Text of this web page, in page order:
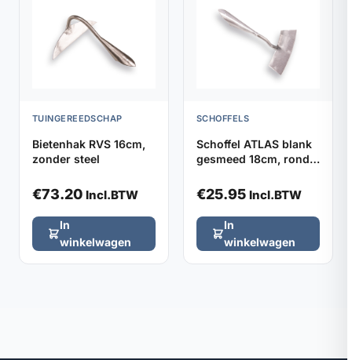
TUINGEREEDSCHAP
Bietenhak RVS 16cm,
zonder steel
€73.20 Incl.BTW
In
winkelwagen
SCHOFFELS
Schoffel ATLAS blank
gesmeed 18cm, rond
€25.95 Incl.BTW
In
winkelwagen